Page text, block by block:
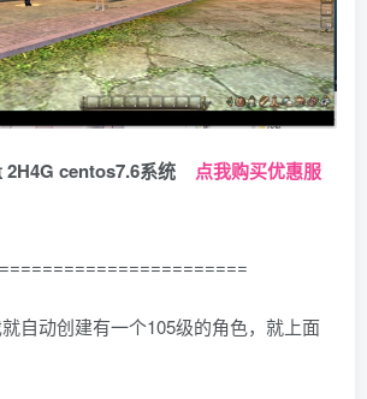
2H4G centos7.6系统 点我购买优惠服
自动创建有一个105级的角色，就上面